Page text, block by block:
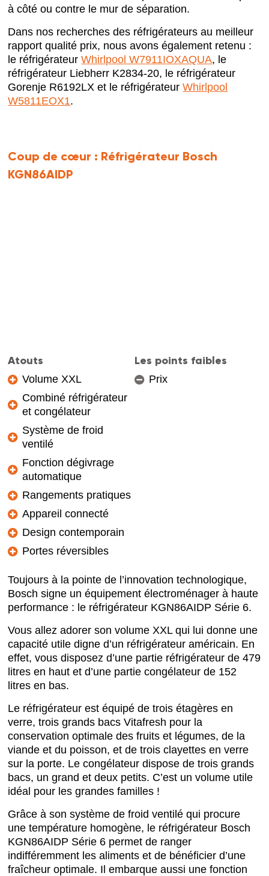
à côté ou contre le mur de séparation.
Dans nos recherches des réfrigérateurs au meilleur
rapport qualité prix, nous avons également retenu :
le réfrigérateurWhirlpool W7911IOXAQUA, le
réfrigérateur Liebherr K2834-20, le réfrigérateur
Gorenje R6192LX et le réfrigérateurWhirlpool
W5811EOX1.
Coup de cœur : Réfrigérateur Bosch
KGN86AIDP
Atouts
Volume XXL
Combiné réfrigérateur
et congélateur
Système de froid
ventilé
Fonction dégivrage
automatique
Rangements pratiques
Appareil connecté
Design contemporain
Portes réversibles
Les points faibles
Prix
Toujours à la pointe de l’innovation technologique,
Bosch signe un équipement électroménager à haute
performance : le réfrigérateur KGN86AIDP Série 6.
Vous allez adorer son volume XXL qui lui donne une
capacité utile digne d’un réfrigérateur américain. En
effet, vous disposez d’une partie réfrigérateur de 479
litres en haut et d’une partie congélateur de 152
litres en bas.
Le réfrigérateur est équipé de trois étagères en
verre, trois grands bacs Vitafresh pour la
conservation optimale des fruits et légumes, de la
viande et du poisson, et de trois clayettes en verre
sur la porte. Le congélateur dispose de trois grands
bacs, un grand et deux petits. C’est un volume utile
idéal pour les grandes familles !
Grâce à son système de froid ventilé qui procure
une température homogène, le réfrigérateur Bosch
KGN86AIDP Série 6 permet de ranger
indifféremment les aliments et de bénéficier d’une
fraîcheur optimale. Il embarque aussi une fonction